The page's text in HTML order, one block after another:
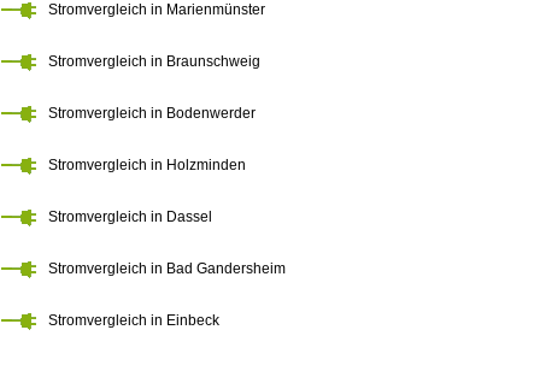
Stromvergleich in Marienmünster
Stromvergleich in Braunschweig
Stromvergleich in Bodenwerder
Stromvergleich in Holzminden
Stromvergleich in Dassel
Stromvergleich in Bad Gandersheim
Stromvergleich in Einbeck